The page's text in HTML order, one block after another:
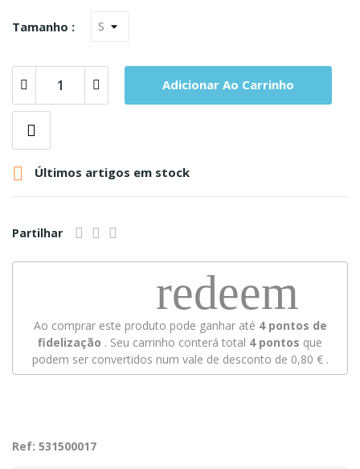
Tamanho :
Adicionar Ao Carrinho
 Últimos artigos em stock
Partilhar
redeem
Ao comprar este produto pode ganhar até 4pontos de
fidelização . Seu carrinho conterá total 4pontos que
podem ser convertidos num vale de desconto de 0,80 €.
Ref: 531500017